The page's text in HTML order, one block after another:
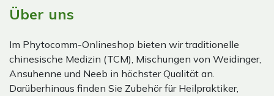
Über uns
Im Phytocomm-Onlineshop bieten wir traditionelle
chinesische Medizin (TCM), Mischungen von Weidinger,
Ansuhenne und Neeb in höchster Qualität an.
Darüberhinaus finden Sie Zubehör für Heilpraktiker,